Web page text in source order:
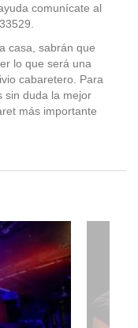
comunícate al
casa, sabrán que
lo que será una
cabaretero. Para
sin duda la mejor
más importante